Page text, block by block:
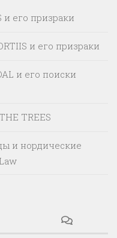
и его призраки
и его призраки
и его поиски
TREES
и нордические